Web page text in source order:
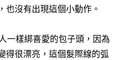
也沒有出現這個小動作。
一樣綁喜愛的包子頭，因為
得很漂亮，這個髮際線的弧